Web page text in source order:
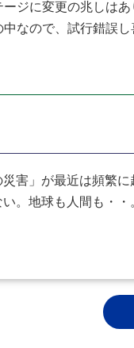
ジに変更の兆しはあ
中なので、試行錯誤
害」が最近は頻繁に
い。地球も人間も・